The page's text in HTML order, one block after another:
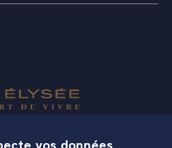
vos données